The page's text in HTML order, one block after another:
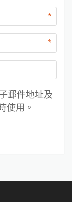
*
*
郵件地址及
使用。